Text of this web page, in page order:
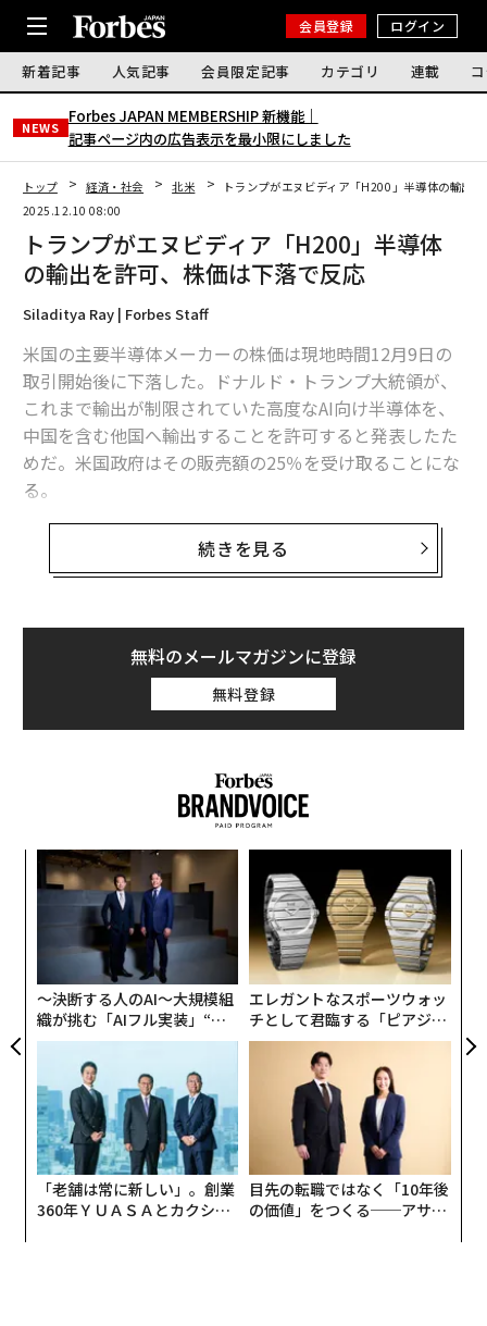
会員登録 ログイン
新着記事 人気記事 会員限定記事 カテゴリ 連載
NEWS
Forbes JAPAN MEMBERSHIP 新機能｜
記事ページ内の広告表示を最小限にしました
トップ 経済・社会 北米
トランプがエヌビディア「H200」半導体の輸出
2025.12.10 08:00
トランプがエヌビディア「H200」半導体
の輸出を許可、株価は下落で反応
Siladitya Ray | Forbes Staff
米国の主要半導体メーカーの株価は現地時間12月9日の
取引開始後に下落した。ドナルド・トランプ大統領が、
これまで輸出が制限されていた高度なAI向け半導体を、
中国を含む他国へ輸出することを許可すると発表したた
めだ。米国政府はその販売額の25％を受け取ることにな
る。
エヌビディアの株価は9日朝の取引開始直後に約0.4％安
の約184.60ドルとなり、前日の1.7％高、およびプレマー
今回のエヌビディア株の下落は、半導体輸出規制に関す
る政府の発表を受けたものだ。この発表は同社が提供す
るH200に言及している。H200はエヌビディアにとって2
番目に高度なAIチップであり、バイデン政権はその輸出
続きを見る
無料のメールマガジンに登録
無料登録
〜決断する人のAI〜大規模組
織が挑む「AIフル実装」“使
う”企業から“動く”企業へ【N
TTドコモビジネス×PwC】
エレガントなスポーツウォッ
チとして君臨する「ピアジ
ェ」ポロの魅力
「老舗は常に新しい」。創業
360年ＹＵＡＳＡとカクシン
目先の転職ではなく「10年後
の価値」をつくる──アサイ